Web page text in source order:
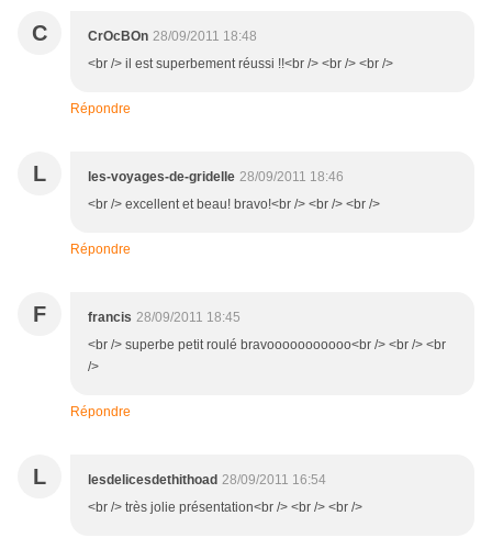
C CrOcBOn 28/09/2011 18:48
<br /> il est superbement réussi !!<br /> <br /> <br />
Répondre
L les-voyages-de-gridelle 28/09/2011 18:46
<br /> excellent et beau! bravo!<br /> <br /> <br />
Répondre
F francis 28/09/2011 18:45
<br /> superbe petit roulé bravooooooooooo<br /> <br /> <br
/>
Répondre
L lesdelicesdethithoad 28/09/2011 16:54
<br /> très jolie présentation<br /> <br /> <br />